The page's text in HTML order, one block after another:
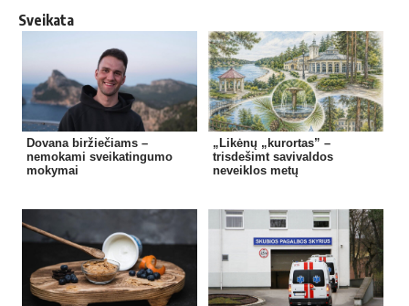
Sveikata
Dovana biržiečiams –
nemokami sveikatingumo
mokymai
„Likėnų „kurortas” –
trisdešimt savivaldos
neveiklos metų